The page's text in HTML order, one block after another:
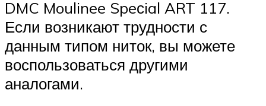
DMC Moulinee Speсial ART 117.
Если возникают трудности с
данным типом ниток, вы можете
воспользоваться другими
аналогами.